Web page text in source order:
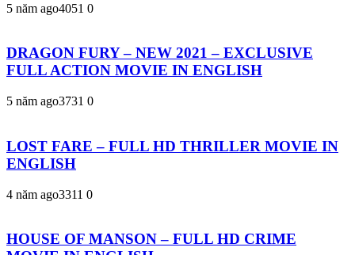
5 năm ago4051 0
DRAGON FURY – NEW 2021 – EXCLUSIVE
FULL ACTION MOVIE IN ENGLISH
5 năm ago3731 0
LOST FARE – FULL HD THRILLER MOVIE IN
ENGLISH
4 năm ago3311 0
HOUSE OF MANSON – FULL HD CRIME